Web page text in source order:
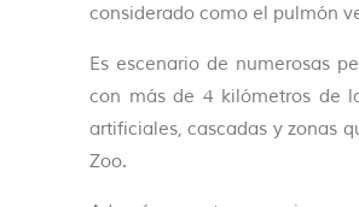
considerado como el pulmón
Es escenario de numerosas
con más de 4 kilómetros de
artificiales, cascadas y zonas
Zoo.